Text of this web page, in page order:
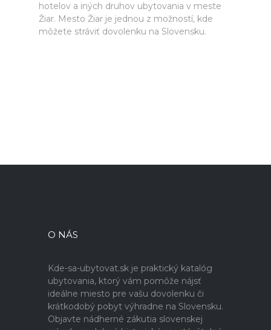
hotelov a iných druhov ubytovania v meste
Žiar. Mesto Žiar je jednou z možností, kde
môžete stráviť dovolenku na Slovensku.
O NÁS
Kde-sa-ubytovat.sk je praktický katalóg
ubytovania, ktorý vám pomôže nájsť
ideálne miesto pre vašu dovolenku či
krátkodobý pobyt výhradne na Slovensku.
Objavte nádherné zákutia slovenskej